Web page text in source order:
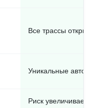
Все трассы
Уникальные
Риск